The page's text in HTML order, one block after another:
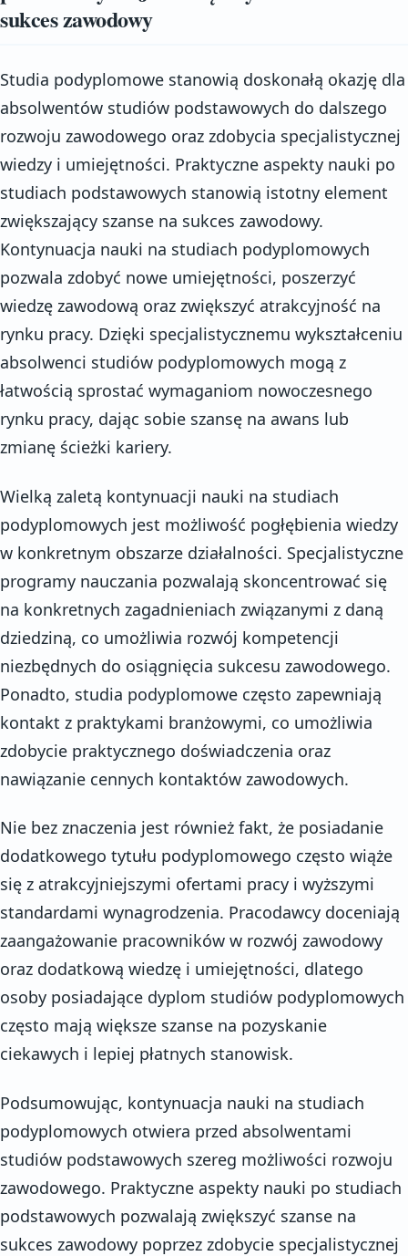
sukces zawodowy
Studia podyplomowe stanowią doskonałą okazję dla
absolwentów studiów podstawowych do dalszego
rozwoju zawodowego oraz zdobycia specjalistycznej
wiedzy i umiejętności. Praktyczne aspekty nauki po
studiach podstawowych stanowią istotny element
zwiększający szanse na sukces zawodowy.
Kontynuacja nauki na studiach podyplomowych
pozwala zdobyć nowe umiejętności, poszerzyć
wiedzę zawodową oraz zwiększyć atrakcyjność na
rynku pracy. Dzięki specjalistycznemu wykształceniu
absolwenci studiów podyplomowych mogą z
łatwością sprostać wymaganiom nowoczesnego
rynku pracy, dając sobie szansę na awans lub
zmianę ścieżki kariery.
Wielką zaletą kontynuacji nauki na studiach
podyplomowych jest możliwość pogłębienia wiedzy
w konkretnym obszarze działalności. Specjalistyczne
programy nauczania pozwalają skoncentrować się
na konkretnych zagadnieniach związanymi z daną
dziedziną, co umożliwia rozwój kompetencji
niezbędnych do osiągnięcia sukcesu zawodowego.
Ponadto, studia podyplomowe często zapewniają
kontakt z praktykami branżowymi, co umożliwia
zdobycie praktycznego doświadczenia oraz
nawiązanie cennych kontaktów zawodowych.
Nie bez znaczenia jest również fakt, że posiadanie
dodatkowego tytułu podyplomowego często wiąże
się z atrakcyjniejszymi ofertami pracy i wyższymi
standardami wynagrodzenia. Pracodawcy doceniają
zaangażowanie pracowników w rozwój zawodowy
oraz dodatkową wiedzę i umiejętności, dlatego
osoby posiadające dyplom studiów podyplomowych
często mają większe szanse na pozyskanie
ciekawych i lepiej płatnych stanowisk.
Podsumowując, kontynuacja nauki na studiach
podyplomowych otwiera przed absolwentami
studiów podstawowych szereg możliwości rozwoju
zawodowego. Praktyczne aspekty nauki po studiach
podstawowych pozwalają zwiększyć szanse na
sukces zawodowy poprzez zdobycie specjalistycznej